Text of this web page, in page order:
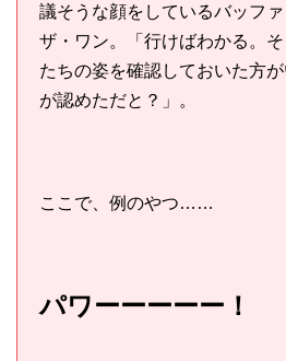
議そうな顔をしているバッフ
ザ・ワン。「行けばわかる。
たちの姿を確認しておいた方
が認めただと？」。
ここで、例のやつ……
パワーーーーー！